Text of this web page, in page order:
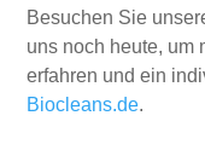
Besuchen Sie
uns noch heute, um
erfahren und ein
Biocleans.de.